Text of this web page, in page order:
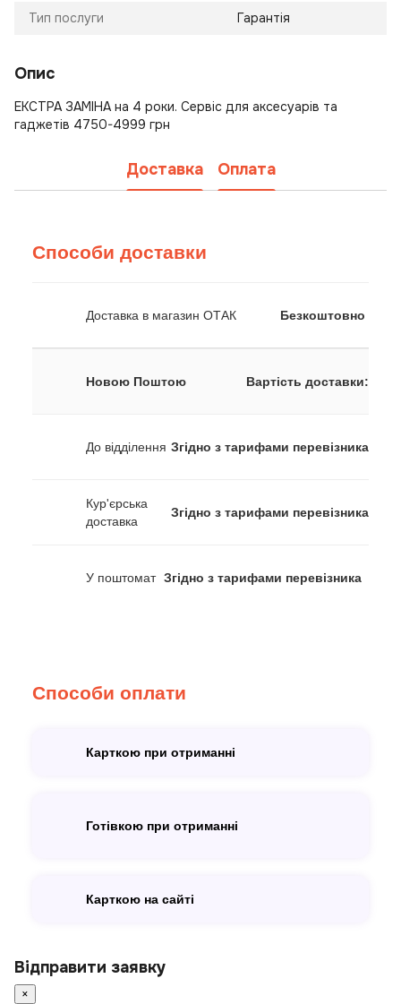
Тип послуги Гарантія
Опис
ЕКСТРА ЗАМІНА на 4 роки. Сервіс для аксесуарів та
гаджетів 4750-4999 грн
Доставка Оплата
Способи доставки
Доставка в магазин ОТАК Безкоштовно
Новою Поштою Вартість доставки:
До відділення Згідно з тарифами перевізника
Кур'єрська
доставка
Згідно з тарифами перевізника
У поштомат Згідно з тарифами перевізника
Способи оплати
Карткою при отриманні
Готівкою при отриманні
Карткою на сайті
Відправити заявку
×